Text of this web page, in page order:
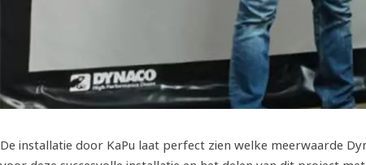
De installatie door KaPu laat perfect zien welke meerwaarde